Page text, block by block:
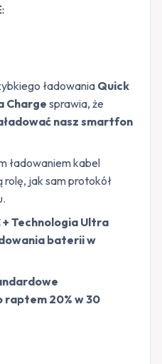
ładowaniaQuick
Chargesprawia, że
nasz smartfon
ładowaniem kabel
jak sam protokół
+ Technologia Ultra
baterii w
raptem 20% w 30